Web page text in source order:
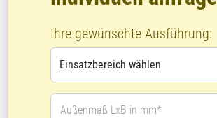
Ihre gewünschte Ausführung:
Außenmaß LxB in mm*